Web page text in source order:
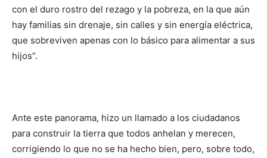
con el duro rostro del rezago y la pobreza, en la que aún
hay familias sin drenaje, sin calles y sin energía eléctrica,
que sobreviven apenas con lo básico para alimentar a sus
hijos”.
Ante este panorama, hizo un llamado a los ciudadanos
para construir la tierra que todos anhelan y merecen,
corrigiendo lo que no se ha hecho bien, pero, sobre todo,